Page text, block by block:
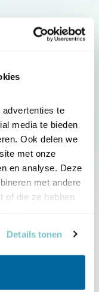
te
media te bieden
Ook delen we
met onze
en analyse. Deze
met andere
of die ze hebben
Details tonen
acties en tips